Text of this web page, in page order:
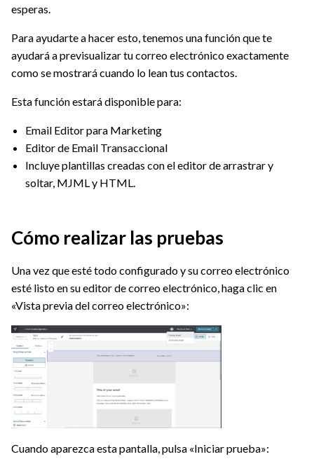
esperas.
Para ayudarte a hacer esto, tenemos una función que te
ayudará a previsualizar tu correo electrónico exactamente
como se mostrará cuando lo lean tus contactos.
Esta función estará disponible para:
Email Editor para Marketing
Editor de Email Transaccional
Incluye plantillas creadas con el editor de arrastrar y
soltar, MJML y HTML.
Cómo realizar las pruebas
Una vez que esté todo configurado y su correo electrónico
esté listo en su editor de correo electrónico, haga clic en
«Vista previa del correo electrónico»:
Cuando aparezca esta pantalla, pulsa «Iniciar prueba»: